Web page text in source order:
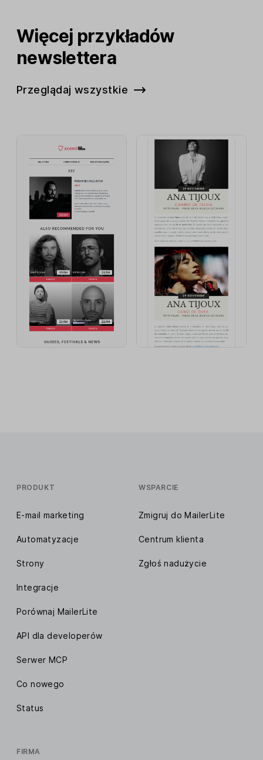
Więcej przykładów
newslettera
Przeglądaj wszystkie
PRODUKT
E-mail marketing
Automatyzacje
Strony
Integracje
Porównaj MailerLite
API dla developerów
Serwer MCP
Co nowego
Status
WSPARCIE
Zmigruj do MailerLite
Centrum klienta
Zgłoś nadużycie
FIRMA